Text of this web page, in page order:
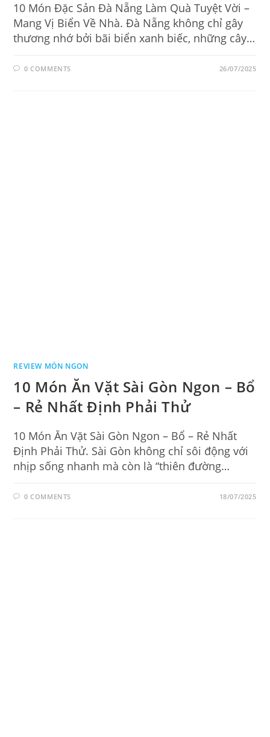
10 Món Đặc Sản Đà Nẵng Làm Quà Tuyệt Vời –
Mang Vị Biển Về Nhà. Đà Nẵng không chỉ gây
thương nhớ bởi bãi biển xanh biếc, những cây…
0 COMMENTS 26/07/2025
REVIEW MÓN NGON
10 Món Ăn Vặt Sài Gòn Ngon – Bổ
– Rẻ Nhất Định Phải Thử
10 Món Ăn Vặt Sài Gòn Ngon – Bổ – Rẻ Nhất
Định Phải Thử. Sài Gòn không chỉ sôi động với
nhịp sống nhanh mà còn là “thiên đường…
0 COMMENTS 18/07/2025